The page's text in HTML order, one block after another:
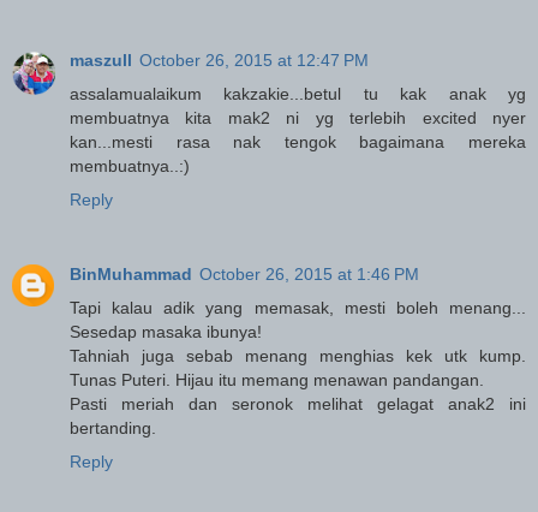
maszull October 26, 2015 at 12:47 PM
assalamualaikum kakzakie...betul tu kak anak yg
membuatnya kita mak2 ni yg terlebih excited nyer
kan...mesti rasa nak tengok bagaimana mereka
membuatnya..:)
Reply
BinMuhammad October 26, 2015 at 1:46 PM
Tapi kalau adik yang memasak, mesti boleh menang...
Sesedap masaka ibunya!
Tahniah juga sebab menang menghias kek utk kump.
Tunas Puteri. Hijau itu memang menawan pandangan.
Pasti meriah dan seronok melihat gelagat anak2 ini
bertanding.
Reply